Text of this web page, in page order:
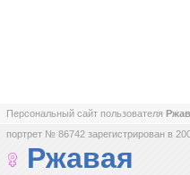
Персональный сайт пользователя
портрет № 86742 зарегистрирован в
Ржавая